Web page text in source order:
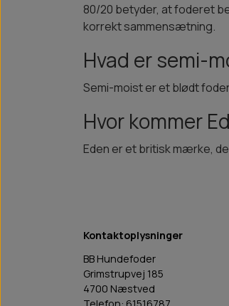
80/20 betyder, at foderet
korrekt sammensætning.
Hvad er semi-
Semi-moist er et blødt
Hvor kommer
Eden er et britisk mærke,
Kontaktoplysninger
BB Hundefoder
Grimstrupvej 185
4700 Næstved